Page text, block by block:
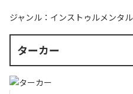
ジャンル： インストゥルメンタル
ターカー